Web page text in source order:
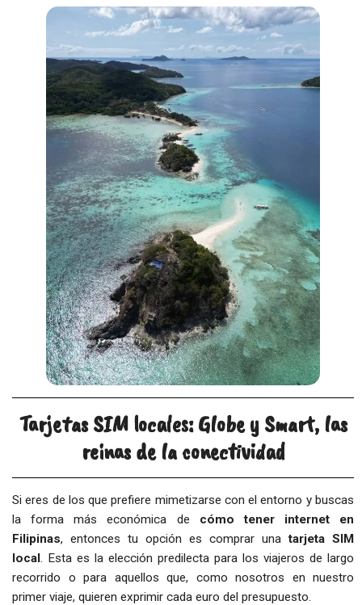
Tarjetas SIM locales: Globe y Smart, las
reinas de la conectividad
Si eres de los que prefiere mimetizarse con el entorno y buscas
la forma más económica de cómo tener internet en
Filipinas, entonces tu opción es comprar unatarjeta SIM
local. Esta es la elección predilecta para los viajeros de largo
recorrido o para aquellos que, como nosotros en nuestro
primer viaje, quieren exprimir cada euro del presupuesto.